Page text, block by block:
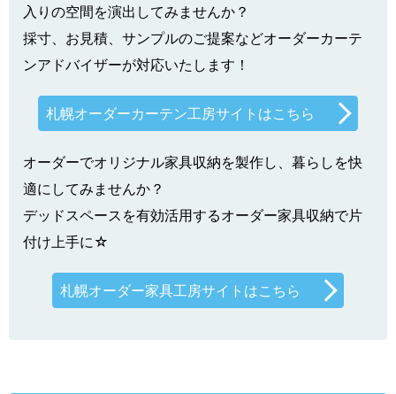
入りの空間を演出してみませんか？
採寸、お見積、サンプルのご提案などオーダーカーテ
ンアドバイザーが対応いたします！
札幌オーダーカーテン工房サイトはこちら
オーダーでオリジナル家具収納を製作し、暮らしを快
適にしてみませんか？
デッドスペースを有効活用するオーダー家具収納で片
付け上手に☆
札幌オーダー家具工房サイトはこちら